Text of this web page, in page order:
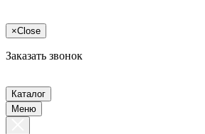
×Close
Заказать звонок
Каталог
Меню